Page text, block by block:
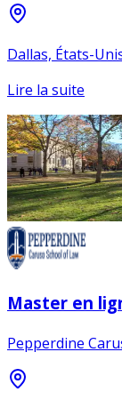
Dallas, États-
Lire la suite
Master en
Pepperdine